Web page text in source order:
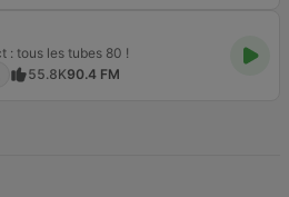
: tous les tubes 80 !
55.8K90.4 FM